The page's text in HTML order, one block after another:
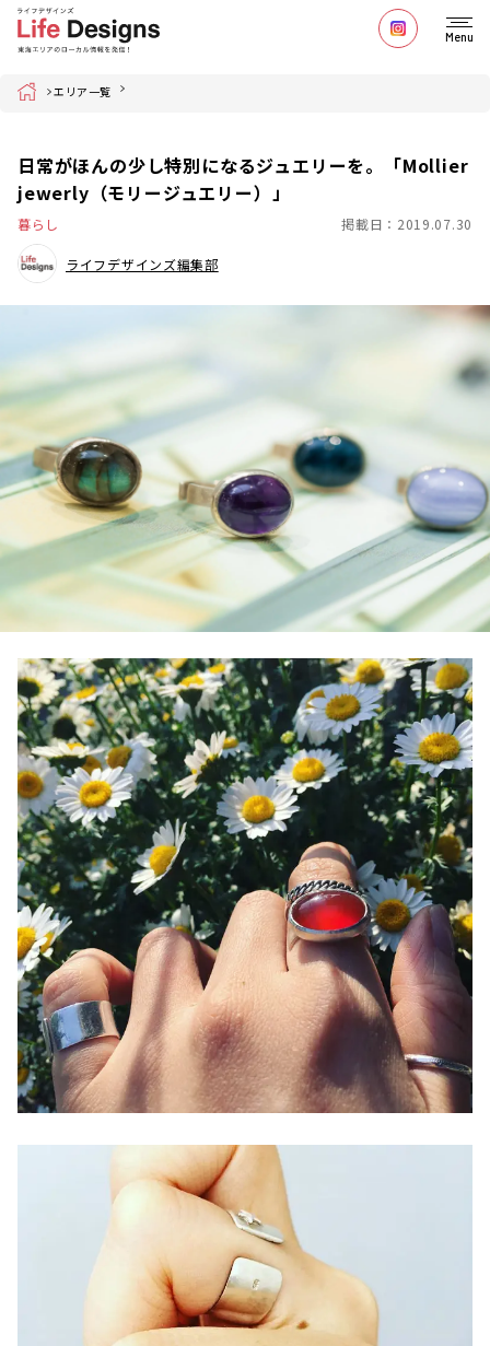
Menu
Home エリア一覧
日常がほんの少し特別になるジュエリーを。「​Mollier
jewerly（モリージュエリー）​」
暮らし 掲載日：2019.07.30
ライフデザインズ編集部